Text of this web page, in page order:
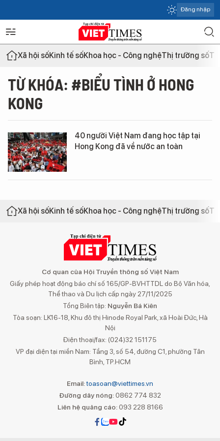
Đăng nhập
Xã hội sốKinh tế sốKhoa học - Công nghệThị trường số
TỪ KHÓA: #BIỂU TÌNH Ở HONG
KONG
40 người Việt Nam đang học tập tại
Hong Kong đã về nước an toàn
Xã hội sốKinh tế sốKhoa học - Công nghệThị trường số
Cơ quan của Hội Truyền thông số Việt Nam
Giấy phép hoạt động báo chí số 165/GP-BVHTTDL do Bộ Văn hóa,
Thể thao và Du lịch cấp ngày 27/11/2025
Tổng Biên tập: Nguyễn Bá Kiên
Tòa soạn: LK16-18, Khu đô thị Hinode Royal Park, xã Hoài Đức, Hà
Nội
Điện thoại/fax: (024)32 151175
VP đại diện tại miền Nam: Tầng 3, số 54, đường C1, phường Tân
Bình, TP.HCM
Email:toasoan@viettimes.vn
Đường dây nóng: 0862 774 832
Liên hệ quảng cáo:093 228 8166